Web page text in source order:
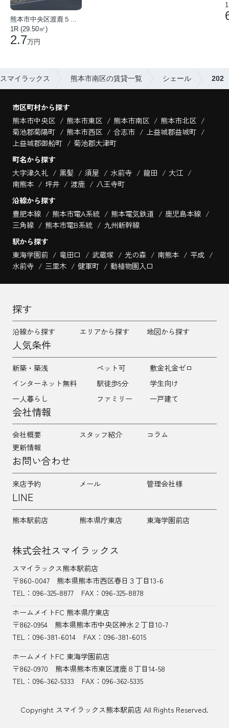
熊本市中央区渡鹿５丁目
1R (29.50㎡)
2.7万円
マイラックス 熊本市南区の賃貸一覧 シェール 202
市区町村から探す
熊本市中央区
熊本市東区 熊本市南区
熊本市北区
菊池郡菊陽町
熊本市西区 合志市
上益城郡益城町
上益城郡御船町
菊池郡大津町
町名から探す
大字津久礼
黒髪 須屋 水前寺 龍田
大江
南熊本
坪井 渡鹿
八王寺町
沿線から探す
豊肥本線
熊本市電A系統 熊本電気鉄道
鹿児島本線
三角線
熊本市電B系統
九州新幹線
駅から探す
東海学園前
竜田口 武蔵塚 光の森 南熊本
平成
水前寺
三里木 健軍町 動植物園入口
探す
沿線から探す エリアから探す 地図から探す
人気条件
新築・築浅 ペット可
敷金礼金ゼロ
インターネット無料
駅徒歩5分
学生向け
一人暮らし
ファミリー 一戸建て
会社情報
会社概要 スタッフ紹介
コラム
更新情報
お問い合わせ
来店予約 メール 管理会社様
LINE
熊本駅前店 熊本県庁東店 東海学園前店
株式会社スマイラックス
スマイラックス熊本駅前店
〒860-0047
熊本県熊本市西区春日３丁目13-6
TEL： 096-325-8877
FAX：096-325-8878
ホームメイトFC 熊本県庁東店
〒862-0954
熊本県熊本市中央区神水２丁目10-7
TEL：096-381-6014
FAX：096-381-6015
ホームメイトFC 東海学園前店
〒862-0970
熊本県熊本市東区渡鹿８丁目14-58
TEL： 096-362-5333 FAX：096-362-5335
Copyright スマイラックス熊本駅前店 All Rights Reserved.